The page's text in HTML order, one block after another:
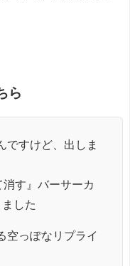
ら
ですけど、出しま
消す』バーサーカ
した
空っぽなリプライ